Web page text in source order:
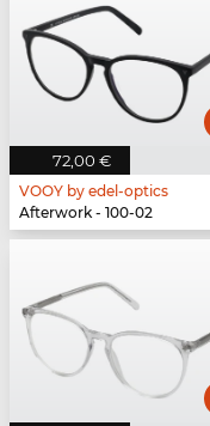
72,00 €
VOOY by edel-optics
Afterwork - 100-02